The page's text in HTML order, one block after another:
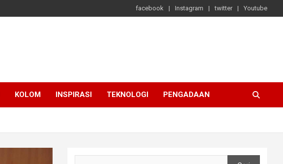
facebook Instagram twitter Youtube
KOLOM INSPIRASI TEKNOLOGI PENGADAAN